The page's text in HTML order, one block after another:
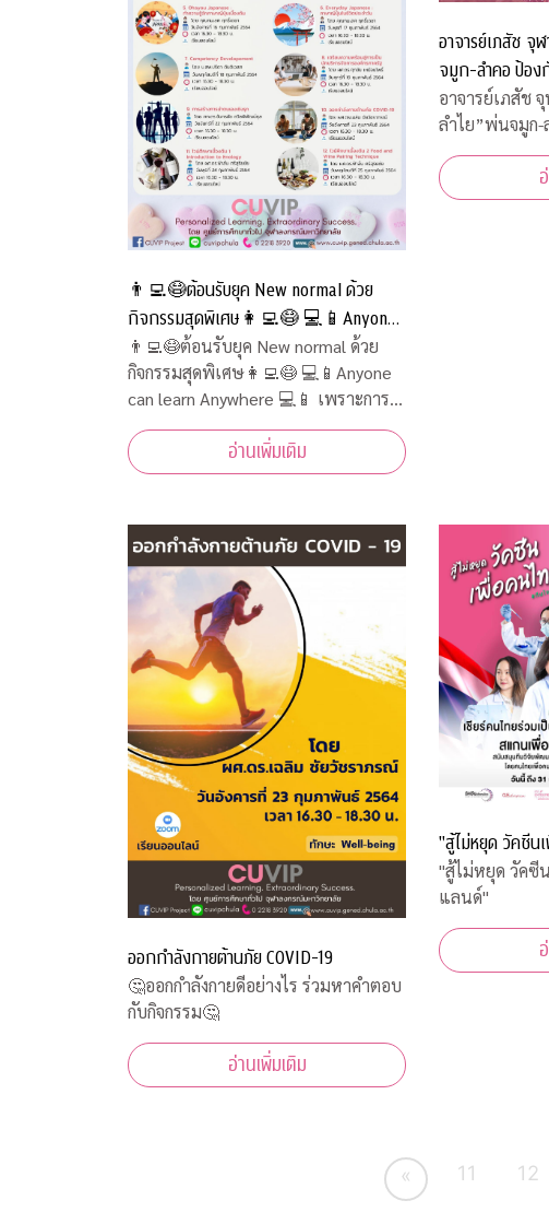
👨‍💻😷ต้อนรับยุค New normal ด้วย
กิจกรรมสุดพิเศษ👩‍💻😷 💻📱Anyone
can learn Anywhere 💻📱 เพราะการ
เรียนรู้ไม่มีวันสิ้นสุด
👨‍💻😷ต้อนรับยุค New normal ด้วย
กิจกรรมสุดพิเศษ👩‍💻😷 💻📱Anyone
can learn Anywhere 💻📱 เพราะการ
เรียนรู้ไม่มีวันสิ้นสุด
อ่านเพิ่มเติม
อาจารย์เภสัช จุ
จมูก-ลำคอ ป้อง
อาจารย์เภสัช
ลำไย”พ่นจมูก-
ออกกำลังกายต้านภัย COVID-19
🤔ออกกำลังกายดีอย่างไร ร่วมหาคำตอบ
กับกิจกรรม🤔
อ่านเพิ่มเติม
"สู้ไม่หยุด วัคซีน
"สู้ไม่หยุด วัคซี
แลนด์"
« 11 12